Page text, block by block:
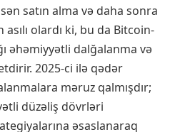
satın alma və daha sonra
olardı ki, bu da Bitcoin-
əhəmiyyətli dalğalanma və
2025-ci ilə qədər
məruz qalmışdır;
düzəliş dövrləri
əsaslanaraq